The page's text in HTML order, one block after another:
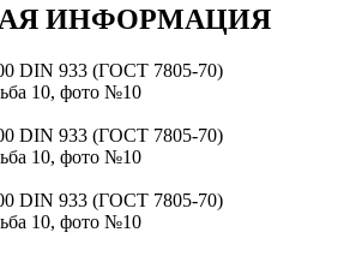
ИНФОРМАЦИЯ